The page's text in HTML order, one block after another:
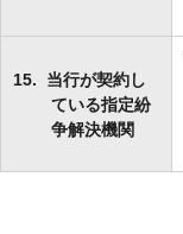
15.
当行が契約し
ている指定紛
争解決機関